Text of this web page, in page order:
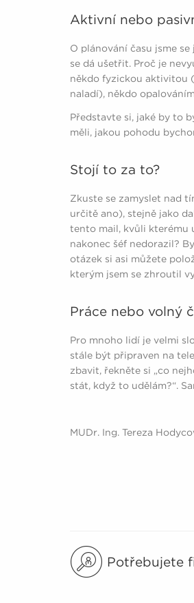
Aktivní nebo
O plánování času jsme
se dá ušetřit. Proč je
někdo fyzickou aktivitou
naladí), někdo
Představte si, jaké by to
měli, jakou pohodu
Stojí to za to?
Zkuste se zamyslet nad
určitě ano), stejně jako
tento mail, kvůli kterému
nakonec šéf nedorazil?
otázek si asi můžete
kterým jsem se zhroutil
Práce nebo volný
Pro mnoho lidí je velmi
stále být připraven na
zbavit, řekněte si „co
stát, když to udělám?“.
MUDr. Ing. Tereza
Potřebujete